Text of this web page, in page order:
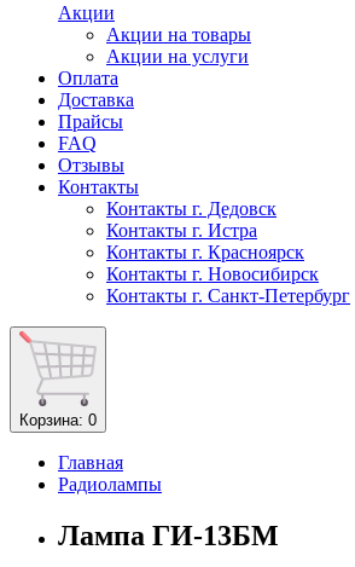
Акции
Акции на товары
Акции на услуги
Оплата
Доставка
Прайсы
FAQ
Отзывы
Контакты
Контакты г. Дедовск
Контакты г. Истра
Контакты г. Красноярск
Контакты г. Новосибирск
Контакты г. Санкт-Петербург
Корзина: 0
Главная
Радиолампы
Лампа ГИ-13БМ